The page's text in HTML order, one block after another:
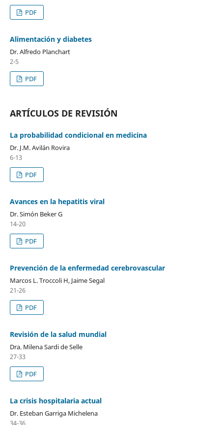
PDF
Alimentación y diabetes
Dr. Alfredo Planchart
2-5
PDF
ARTÍCULOS DE REVISIÓN
La probabilidad condicional en medicina
Dr. J.M. Avilán Rovira
6-13
PDF
Avances en la hepatitis viral
Dr. Simón Beker G
14-20
PDF
Prevención de la enfermedad cerebrovascular
Marcos L. Troccoli H, Jaime Segal
21-26
PDF
Revisión de la salud mundial
Dra. Milena Sardi de Selle
27-33
PDF
La crisis hospitalaria actual
Dr. Esteban Garriga Michelena
34-36